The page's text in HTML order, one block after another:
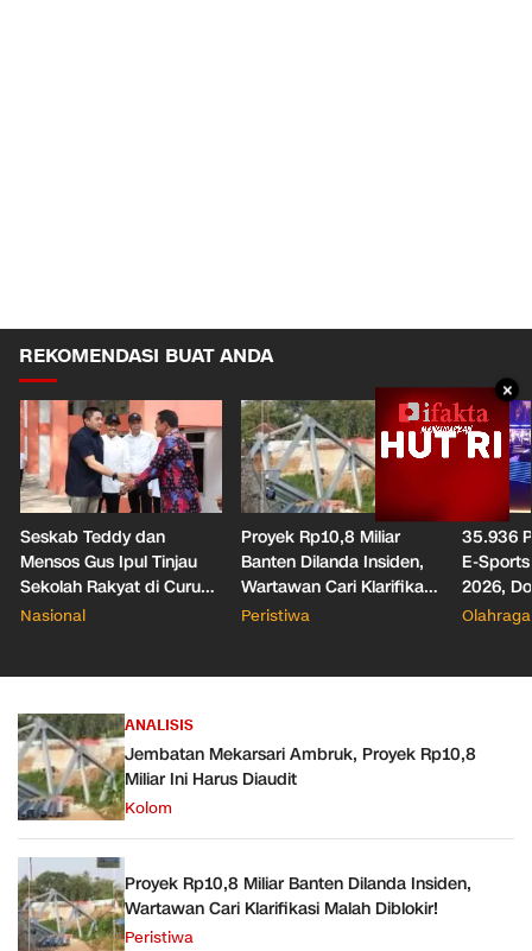
REKOMENDASI BUAT ANDA
Seskab Teddy dan
Mensos Gus Ipul Tinjau
Sekolah Rakyat di Curug,
Bupati Tangerang
Nasional
Proyek Rp10,8 Miliar
Banten Dilanda Insiden,
Wartawan Cari Klarifikasi
Malah Diblokir!
Peristiwa
35.936
E-
2026,
Digital
Olahraga
ANALISIS
Jembatan Mekarsari Ambruk, Proyek Rp10,8
Miliar Ini Harus Diaudit
Kolom
Proyek Rp10,8 Miliar Banten Dilanda Insiden,
Wartawan Cari Klarifikasi Malah Diblokir!
Peristiwa
×